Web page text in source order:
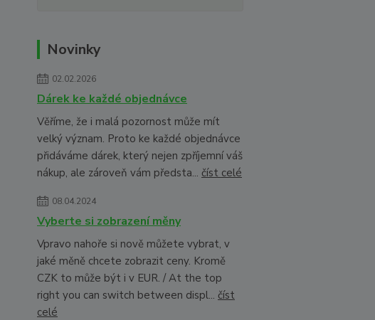
Novinky
02.02.2026
Dárek ke každé objednávce
Věříme, že i malá pozornost může mít
velký význam. Proto ke každé objednávce
přidáváme dárek, který nejen zpříjemní váš
nákup, ale zároveň vám předsta... číst celé
08.04.2024
Vyberte si zobrazení měny
Vpravo nahoře si nově můžete vybrat, v
jaké měně chcete zobrazit ceny. Kromě
CZK to může být i v EUR. / At the top
right you can switch between displ... číst
celé